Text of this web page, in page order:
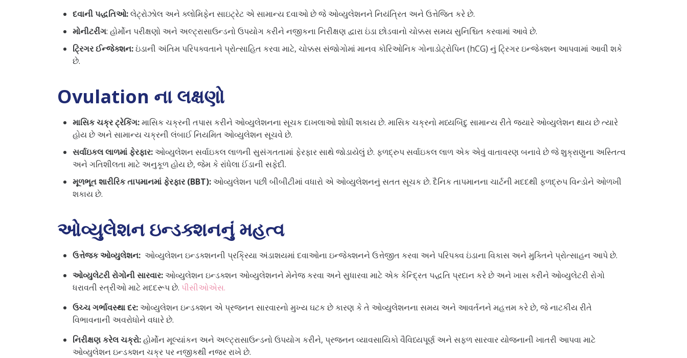
દવાની પદ્ધતિઓ:લેટ્રોઝોલ અને ક્લોમિફેન સાઇટ્રેટ એ સામાન્ય દવાઓ છે જે ઓવ્યુલેશનને નિયંત્રિત અને ઉત્તેજિત કરે છે.
મોનીટરીંગ: હોર્મોન પરીક્ષણો અને અલ્ટ્રાસાઉન્ડનો ઉપયોગ કરીને નજીકના નિરીક્ષણ દ્વારા ઇંડા છોડવાનો ચોક્કસ સમય સુનિશ્ચિત કરવામાં આવે છે.
ટ્રિગર ઈન્જેક્શન:ઇંડાની અંતિમ પરિપક્વતાને પ્રોત્સાહિત કરવા માટે, ચોક્કસ સંજોગોમાં માનવ કોરિઓનિક ગોનાડોટ્રોપિન (hCG) નું ટ્રિગર ઇન્જેક્શન આપવામાં આવી શકે
છે.
Ovulation ના લક્ષણો
માસિક ચક્ર ટ્રેકિંગ:માસિક ચક્રની તપાસ કરીને ઓવ્યુલેશનના સૂચક દાખલાઓ શોધી શકાય છે. માસિક ચક્રનો મધ્યબિંદુ સામાન્ય રીતે જ્યારે ઓવ્યુલેશન થાય છે ત્યારે
હોય છે અને સામાન્ય ચક્રની લંબાઈ નિયમિત ઓવ્યુલેશન સૂચવે છે.
સર્વાઇકલ લાળમાં ફેરફાર: ઓવ્યુલેશન સર્વાઇકલ લાળની સુસંગતતામાં ફેરફાર સાથે જોડાયેલું છે. ફળદ્રુપ સર્વાઇકલ લાળ એક એવું વાતાવરણ બનાવે છે જે શુક્રાણુના અસ્તિત્વ
અને ગતિશીલતા માટે અનુકૂળ હોય છે, જેમ કે રાંધેલા ઈંડાની સફેદી.
મૂળભૂત શારીરિક તાપમાનમાં ફેરફાર (BBT): ઓવ્યુલેશન પછી બીબીટીમાં વધારો એ ઓવ્યુલેશનનું સતત સૂચક છે. દૈનિક તાપમાનના ચાર્ટની મદદથી ફળદ્રુપ વિન્ડોને ઓળખી
શકાય છે.
ઓવ્યુલેશન ઇન્ડક્શનનું મહત્વ
ઉત્તેજક ઓવ્યુલેશન: ઓવ્યુલેશન ઇન્ડક્શનની પ્રક્રિયા અંડાશયમાં દવાઓના ઇન્જેક્શનને ઉત્તેજીત કરવા અને પરિપક્વ ઇંડાના વિકાસ અને મુક્તિને પ્રોત્સાહન આપે છે.
ઓવ્યુલેટરી રોગોની સારવાર: ઓવ્યુલેશન ઇન્ડક્શન ઓવ્યુલેશનને મેનેજ કરવા અને સુધારવા માટે એક કેન્દ્રિત પદ્ધતિ પ્રદાન કરે છે અને ખાસ કરીને ઓવ્યુલેટરી રોગો
ધરાવતી સ્ત્રીઓ માટે મદદરૂપ છે. પીસીઓએસ.
ઉચ્ચ ગર્ભાવસ્થા દર: ઓવ્યુલેશન ઇન્ડક્શન એ પ્રજનન સારવારનો મુખ્ય ઘટક છે કારણ કે તે ઓવ્યુલેશનના સમય અને આવર્તનને મહત્તમ કરે છે, જે નાટકીય રીતે
વિભાવનાની અવરોધોને વધારે છે.
નિરીક્ષણ કરેલ ચક્રો:હોર્મોન મૂલ્યાંકન અને અલ્ટ્રાસાઉન્ડનો ઉપયોગ કરીને, પ્રજનન વ્યાવસાયિકો વૈવિધ્યપૂર્ણ અને સફળ સારવાર યોજનાની ખાતરી આપવા માટે
ઓવ્યુલેશન ઇન્ડક્શન ચક્ર પર નજીકથી નજર રાખે છે.